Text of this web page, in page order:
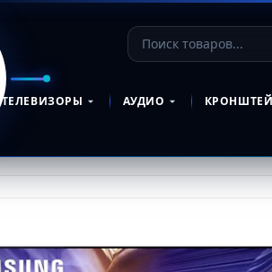
ТЕЛЕВИЗОРЫ АУДИО